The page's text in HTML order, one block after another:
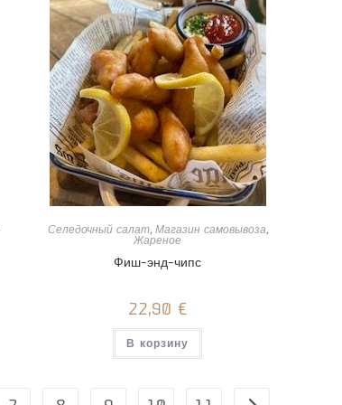
Селедочный салат, Магазин самовывоза,
Жареное
Фиш-энд-чипс
22,90 €
В корзину